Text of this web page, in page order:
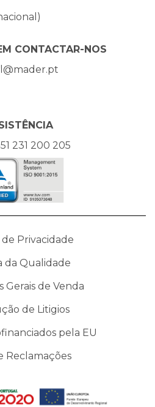
CONTACTAR-NOS
231 200 205
Privacidade
da Qualidade
Gerais de Venda
de Litigios
pela EU
Reclamações